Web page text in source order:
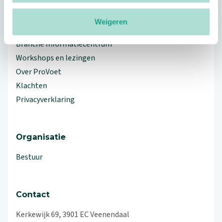
Weigeren
Branche Informatiecentrum
Workshops en lezingen
Over ProVoet
Klachten
Privacyverklaring
Organisatie
Bestuur
Contact
Kerkewijk 69, 3901 EC Veenendaal